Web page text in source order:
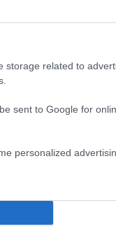
storage related to
sent to Google for
personalized